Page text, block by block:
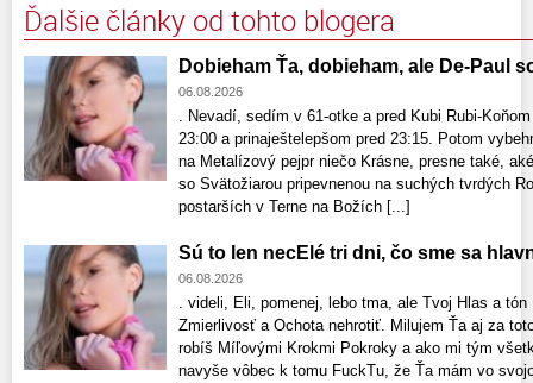
Ďalšie články od tohto blogera
Dobieham Ťa, dobieham, ale De-Paul
06.08.2026
. Nevadí, sedím v 61-otke a pred Kubi Rubi-
23:00 a prinaještelepšom pred 23:15. Potom
na Metalízový pejpr niečo Krásne, presne také,
so Svätožiarou pripevnenou na suchých tvrdých
postarších v Terne na Božích [...]
Sú to len necElé tri dni, čo sme sa
06.08.2026
. videli, Eli, pomenej, lebo tma, ale Tvoj Hlas a
Zmierlivosť a Ochota nehrotiť. Milujem Ťa aj za
robíš Míľovými Krokmi Pokroky a ako mi tým
navyše vôbec k tomu FuckTu, že Ťa mám vo